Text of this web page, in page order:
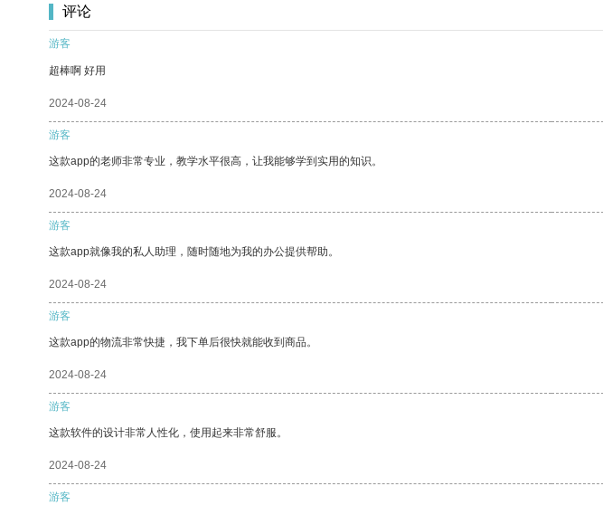
评论
游客
超棒啊 好用
2024-08-24
游客
这款app的老师非常专业，教学水平很高，让我能够学到实用的知识。
2024-08-24
游客
这款app就像我的私人助理，随时随地为我的办公提供帮助。
2024-08-24
游客
这款app的物流非常快捷，我下单后很快就能收到商品。
2024-08-24
游客
这款软件的设计非常人性化，使用起来非常舒服。
2024-08-24
游客